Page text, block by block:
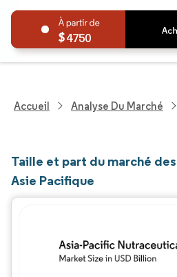
4750
Accueil Analyse Du Marché
Taille et part du marché
Asie Pacifique